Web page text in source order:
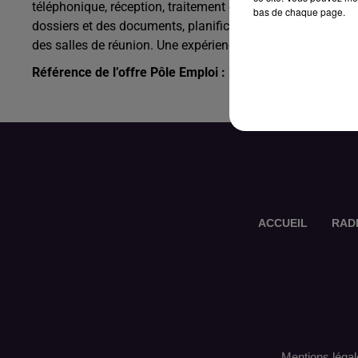
téléphonique, réception, traitement et orientation des
dossiers et des documents, planification des réunions
des salles de réunion. Une expérience en secrétariat de
Référence de l’offre Pôle Emploi : 153VYJS
ACCUEIL
bas de chaque page.